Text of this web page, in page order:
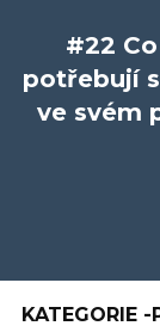
#22
potřebují
ve svém
KATEGORIE